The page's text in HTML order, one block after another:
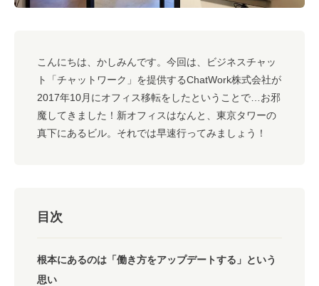
こんにちは、かしみんです。今回は、ビジネスチャッ
ト「チャットワーク」を提供するChatWork株式会社が
2017年10月にオフィス移転をしたということで…お邪
魔してきました！新オフィスはなんと、東京タワーの
真下にあるビル。それでは早速行ってみましょう！
目次
根本にあるのは「働き方をアップデートする」という
思い